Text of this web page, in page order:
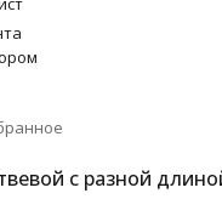
с разной